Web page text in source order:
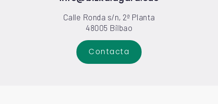
Calle Ronda s/n, 2ª Planta
48005 Bilbao
Contacta